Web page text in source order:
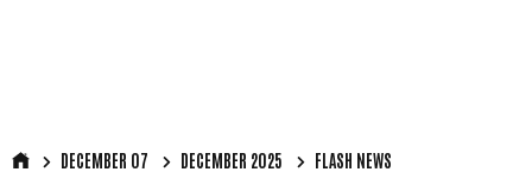
DECEMBER 07 DECEMBER 2025 FLASH NEWS